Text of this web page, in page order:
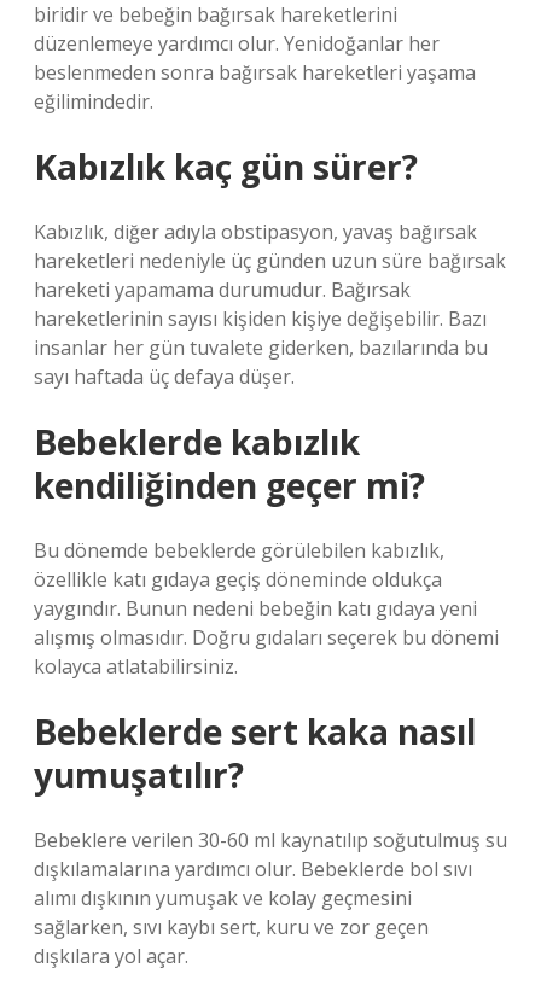
biridir ve bebeğin bağırsak hareketlerini
düzenlemeye yardımcı olur. Yenidoğanlar her
beslenmeden sonra bağırsak hareketleri yaşama
eğilimindedir.
Kabızlık kaç gün sürer?
Kabızlık, diğer adıyla obstipasyon, yavaş bağırsak
hareketleri nedeniyle üç günden uzun süre bağırsak
hareketi yapamama durumudur. Bağırsak
hareketlerinin sayısı kişiden kişiye değişebilir. Bazı
insanlar her gün tuvalete giderken, bazılarında bu
sayı haftada üç defaya düşer.
Bebeklerde kabızlık
kendiliğinden geçer mi?
Bu dönemde bebeklerde görülebilen kabızlık,
özellikle katı gıdaya geçiş döneminde oldukça
yaygındır. Bunun nedeni bebeğin katı gıdaya yeni
alışmış olmasıdır. Doğru gıdaları seçerek bu dönemi
kolayca atlatabilirsiniz.
Bebeklerde sert kaka nasıl
yumuşatılır?
Bebeklere verilen 30-60 ml kaynatılıp soğutulmuş su
dışkılamalarına yardımcı olur. Bebeklerde bol sıvı
alımı dışkının yumuşak ve kolay geçmesini
sağlarken, sıvı kaybı sert, kuru ve zor geçen
dışkılara yol açar.